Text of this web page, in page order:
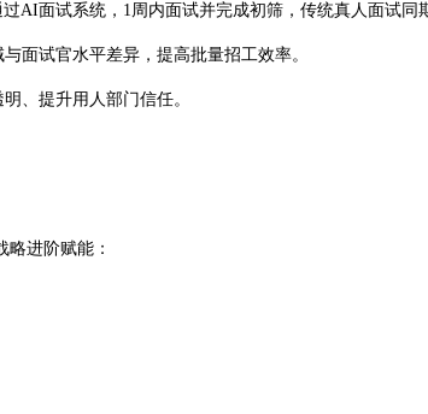
AI面试系统，1周内面试并完成初筛，传统真人面试同
面试官水平差异，提高批量招工效率。
、提升用人部门信任。
进阶赋能：